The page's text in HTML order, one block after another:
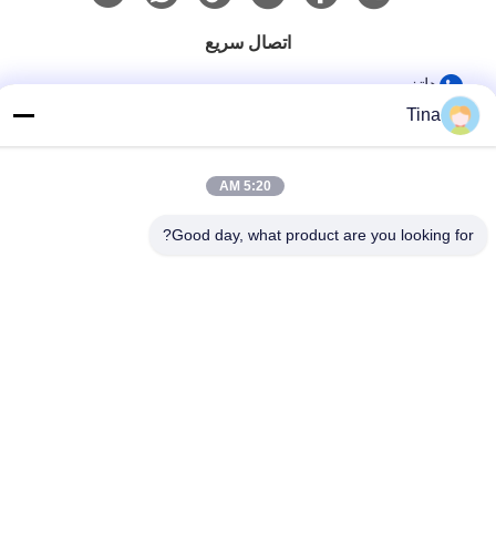
اتصال سريع
هاتف
العنوان
Tina
5:20 AM
Good day, what product are you looking for?